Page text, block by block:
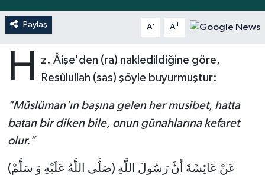
Paylaş A- A+
H
z. Âişe'den (ra) nakledildiğine göre,
Resûlullah (sas) şöyle buyurmuştur:
"Müslüman'ın başına gelen her musibet, hatta
batan bir diken bile, onun günahlarına kefaret
olur.”
عَنْ عَائِشَةَ أَنَّ رَسُولَ اللَّهِ (صَلَّى اللَّهُ عَلَيْهِ وَ سَلَّمْ)
Balıkesir Müftülüğü
Bartın Müftülüğü
Batman Müftülüğü
Bayburt Müftülüğü
Bilecik Müftülüğü
Bingöl Müftülüğü
Peygamberimizin Hayatı
Ramazan
Sahabeler
Zekat
DİYANET RADYO/TV
DEPREM
Dünya
Eğitim
Kültür-Sanat
Aile